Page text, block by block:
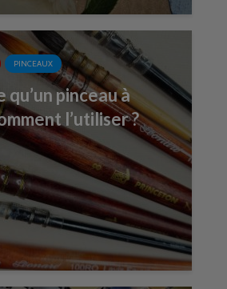
PINCEAUX
qu’un pinceau à
l’utiliser ?